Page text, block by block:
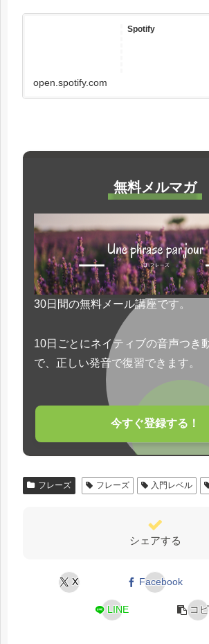
Spotify
open.spotify.com
無料メルマガ
30日間の無料メール講座です。
10日ごとにネイティブの音声つき
で、正しい発音で復習できます。
今すぐ登録する！
フレーズ フレーズ 入門レベル
シェアする
X Facebook
LINE コ